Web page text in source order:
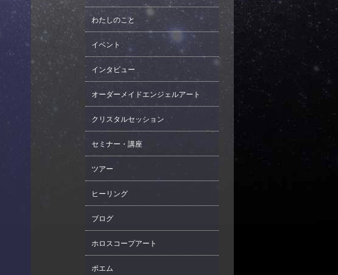
わたしのこと
イベント
インタビュー
オーダーメイドエンジェルアート
クリスタルセッション
セミナー・講座
ツアー
ヒーリング
ブログ
ホロスコープアート
ポエム